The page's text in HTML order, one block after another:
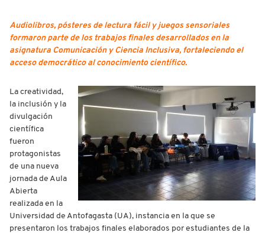
Audiolibros, pósteres de lectura fácil y juegos sensoriales
formaron parte de los trabajos finales desarrollados en la
asignatura Comunicación y Ciencia Inclusiva, fortaleciendo el
acceso democrático al conocimiento científico.
La creatividad,
la inclusión y la
divulgación
científica
fueron
protagonistas
de una nueva
jornada de Aula
Abierta
realizada en la
Universidad de Antofagasta (UA), instancia en la que se
presentaron los trabajos finales elaborados por estudiantes de la